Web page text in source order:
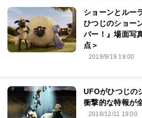
ショーンとルー
ひつじのショー
バー！』場面写
点＞
2019/9/19 19:00
UFOがひつじの
衝撃的な特報が
2018/12/11 19:00